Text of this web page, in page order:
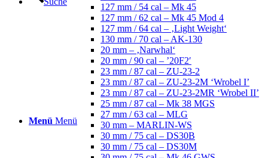
Menü Menü
127 mm / 54 cal – Mk 45
127 mm / 62 cal – Mk 45 Mod 4
127 mm / 64 cal – ‚Light Weight‘
130 mm / 70 cal – AK-130
20 mm – ‚Narwhal‘
20 mm / 90 cal – ’20F2′
23 mm / 87 cal – ZU-23-2
23 mm / 87 cal – ZU-23-2M ‘Wrobel I’
23 mm / 87 cal – ZU-23-2MR ‘Wrobel II’
25 mm / 87 cal – Mk 38 MGS
27 mm / 63 cal – MLG
30 mm – MARLIN-WS
30 mm / 75 cal – DS30B
30 mm / 75 cal – DS30M